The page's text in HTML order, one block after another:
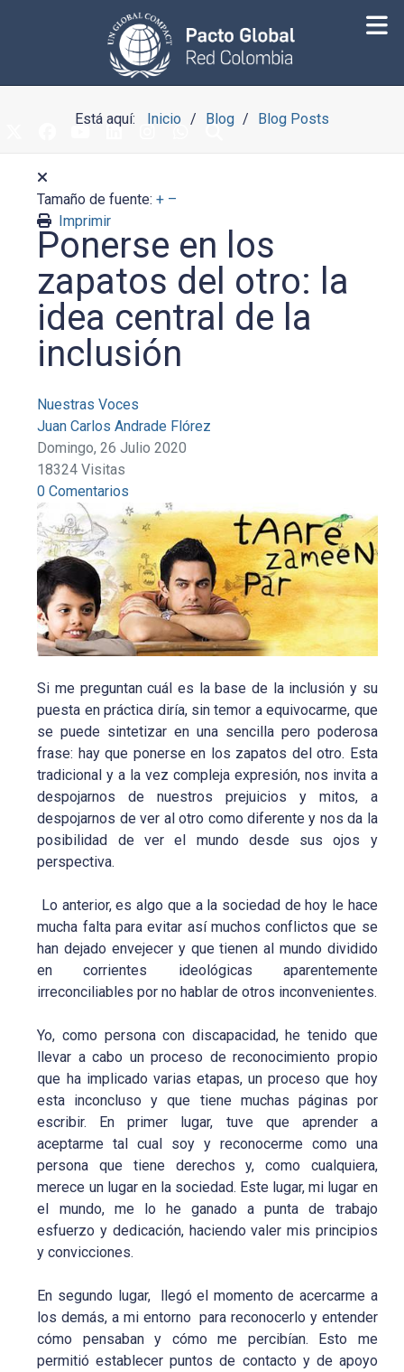
Está aquí: Inicio Blog Blog Posts
Tamaño de fuente: + –
Imprimir
Ponerse en los
zapatos del otro: la
idea central de la
inclusión
Nuestras Voces
Juan Carlos Andrade Flórez
Domingo, 26 Julio 2020
18324 Visitas
0 Comentarios
Si me preguntan cuál es la base de la inclusión y su
puesta en práctica diría, sin temor a equivocarme, que
se puede sintetizar en una sencilla pero poderosa
frase: hay que ponerse en los zapatos del otro. Esta
tradicional y a la vez compleja expresión, nos invita a
despojarnos de nuestros prejuicios y mitos, a
despojarnos de ver al otro como diferente y nos da la
posibilidad de ver el mundo desde sus ojos y
perspectiva.
Lo anterior, es algo que a la sociedad de hoy le hace
mucha falta para evitar así muchos conflictos que se
han dejado envejecer y que tienen al mundo dividido
en corrientes ideológicas aparentemente
irreconciliables por no hablar de otros inconvenientes.
Yo, como persona con discapacidad, he tenido que
llevar a cabo un proceso de reconocimiento propio
que ha implicado varias etapas, un proceso que hoy
esta inconcluso y que tiene muchas páginas por
escribir. En primer lugar, tuve que aprender a
aceptarme tal cual soy y reconocerme como una
persona que tiene derechos y, como cualquiera,
merece un lugar en la sociedad. Este lugar, mi lugar en
el mundo, me lo he ganado a punta de trabajo
esfuerzo y dedicación, haciendo valer mis principios
y convicciones.
En segundo lugar, llegó el momento de acercarme a
los demás, a mi entorno para reconocerlo y entender
cómo pensaban y cómo me percibían. Esto me
permitió establecer puntos de contacto y de apoyo